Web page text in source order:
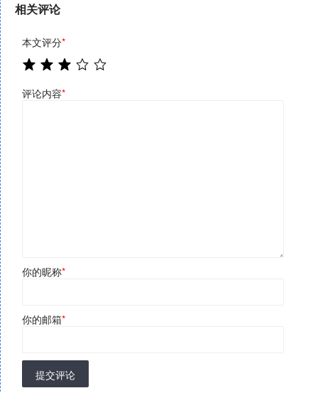
相关评论
本文评分*
评论内容*
你的昵称*
你的邮箱*
提交评论